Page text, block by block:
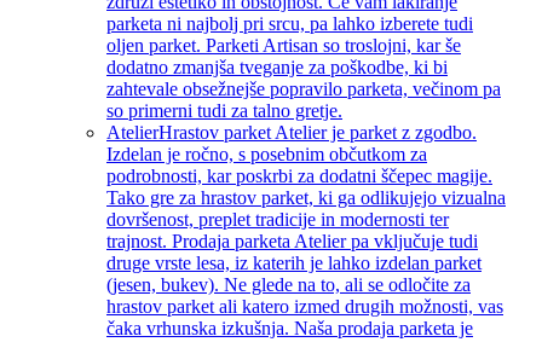
parketa ni najbolj pri srcu, pa lahko izberete tudi
oljen parket. Parketi Artisan so troslojni, kar še
dodatno zmanjša tveganje za poškodbe, ki bi
zahtevale obsežnejše popravilo parketa, večinom pa
so primerni tudi za talno gretje.
AtelierHrastov parket Atelier je parket z zgodbo.
Izdelan je ročno, s posebnim občutkom za
podrobnosti, kar poskrbi za dodatni ščepec magije.
Tako gre za hrastov parket, ki ga odlikujejo vizualna
dovršenost, preplet tradicije in modernosti ter
trajnost. Prodaja parketa Atelier pa vključuje tudi
druge vrste lesa, iz katerih je lahko izdelan parket
(jesen, bukev). Ne glede na to, ali se odločite za
hrastov parket ali katero izmed drugih možnosti, vas
čaka vrhunska izkušnja. Naša prodaja parketa je